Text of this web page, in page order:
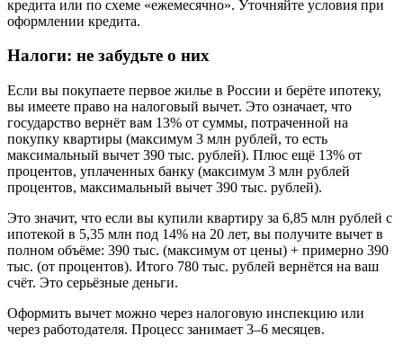
кредита или по схеме «ежемесячно». Уточняйте условия при
оформлении кредита.
Налоги: не забудьте о них
Если вы покупаете первое жилье в России и берёте ипотеку,
вы имеете право на налоговый вычет. Это означает, что
государство вернёт вам 13% от суммы, потраченной на
покупку квартиры (максимум 3 млн рублей, то есть
максимальный вычет 390 тыс. рублей). Плюс ещё 13% от
процентов, уплаченных банку (максимум 3 млн рублей
процентов, максимальный вычет 390 тыс. рублей).
Это значит, что если вы купили квартиру за 6,85 млн рублей с
ипотекой в 5,35 млн под 14% на 20 лет, вы получите вычет в
полном объёме: 390 тыс. (максимум от цены) + примерно 390
тыс. (от процентов). Итого 780 тыс. рублей вернётся на ваш
счёт. Это серьёзные деньги.
Оформить вычет можно через налоговую инспекцию или
через работодателя. Процесс занимает 3–6 месяцев.